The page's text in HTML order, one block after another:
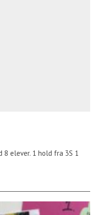
elever. 1 hold fra 3S 1